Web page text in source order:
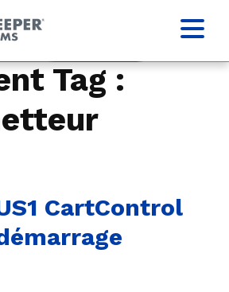
Tag :
CartControl